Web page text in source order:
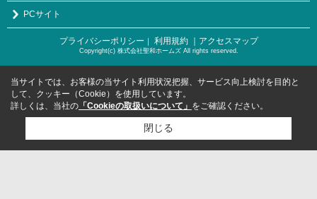
PCサイト
プライバシーポリシー ｜ 利用規約 ｜アクセスマップ
Copyright(c) 株式会社聖和ホームズ All rights reserved.
当サイトでは、お客様の当サイト利用状況把握、サービス向上検討を目的と
して、クッキー（Cookie）を使用しています。
詳しくは、当社の 「Cookieの取扱いについて」 をご確認ください。
閉じる